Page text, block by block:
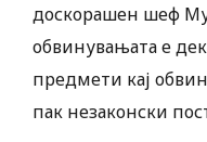
доскорашен шеф
обвинувањата е
предмети кај
пак незаконски